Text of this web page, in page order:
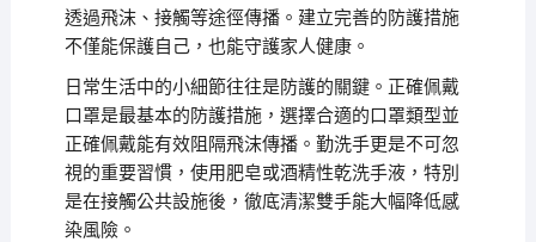
透過飛沫、接觸等途徑傳播。建立完善的防護措施
不僅能保護自己，也能守護家人健康。
日常生活中的小細節往往是防護的關鍵。正確佩戴
口罩是最基本的防護措施，選擇合適的口罩類型並
正確佩戴能有效阻隔飛沫傳播。勤洗手更是不可忽
視的重要習慣，使用肥皂或酒精性乾洗手液，特別
是在接觸公共設施後，徹底清潔雙手能大幅降低感
染風險。